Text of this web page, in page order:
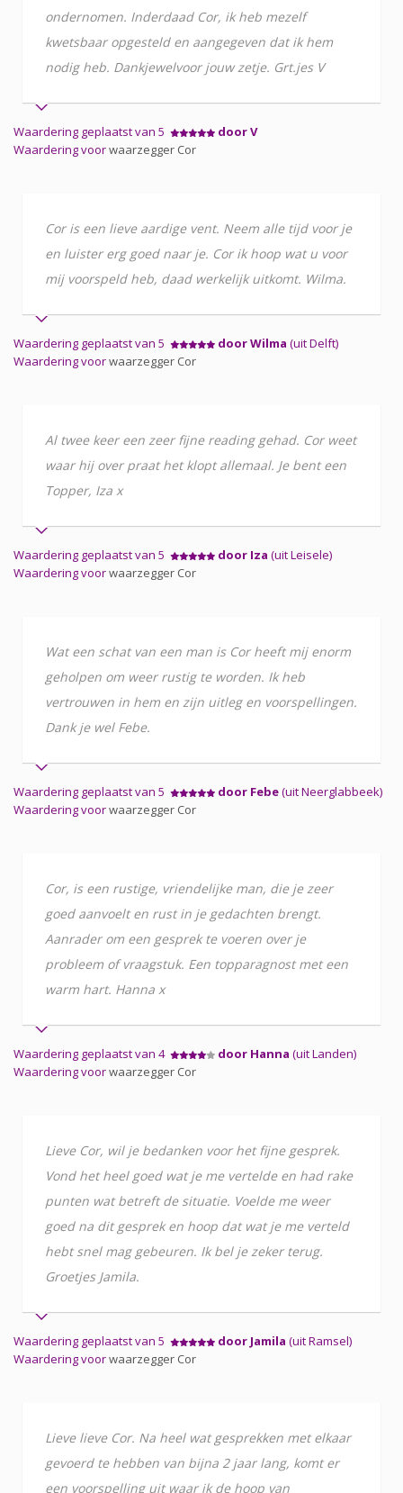
ondernomen. Inderdaad Cor, ik heb mezelf
kwetsbaar opgesteld en aangegeven dat ik hem
nodig heb. Dankjewelvoor jouw zetje. Grt.jes V
Waardering geplaatst van 5
door V
Waardering voorwaarzegger Cor
Cor is een lieve aardige vent. Neem alle tijd voor je
en luister erg goed naar je. Cor ik hoop wat u voor
mij voorspeld heb, daad werkelijk uitkomt. Wilma.
Waardering geplaatst van 5 door Wilma (uit Delft)
Waardering voorwaarzegger Cor
Al twee keer een zeer fijne reading gehad. Cor weet
waar hij over praat het klopt allemaal. Je bent een
Topper, Iza x
Waardering geplaatst van 5 door Iza (uit Leisele)
Waardering voorwaarzegger Cor
Wat een schat van een man is Cor heeft mij enorm
geholpen om weer rustig te worden. Ik heb
vertrouwen in hem en zijn uitleg en voorspellingen.
Dank je wel Febe.
Waardering geplaatst van 5 door Febe(uit Neerglabbeek)
Waardering voorwaarzegger Cor
Cor, is een rustige, vriendelijke man, die je zeer
goed aanvoelt en rust in je gedachten brengt.
Aanrader om een gesprek te voeren over je
probleem of vraagstuk. Een topparagnost met een
warm hart. Hanna x
Waardering geplaatst van 4 door Hanna (uit Landen)
Waardering voorwaarzegger Cor
Lieve Cor, wil je bedanken voor het fijne gesprek.
Vond het heel goed wat je me vertelde en had rake
punten wat betreft de situatie. Voelde me weer
goed na dit gesprek en hoop dat wat je me verteld
hebt snel mag gebeuren. Ik bel je zeker terug.
Groetjes Jamila.
Waardering geplaatst van 5 door Jamila (uit Ramsel)
Waardering voorwaarzegger Cor
Lieve lieve Cor. Na heel wat gesprekken met elkaar
gevoerd te hebben van bijna 2 jaar lang, komt er
een voorspelling uit waar ik de hoop van